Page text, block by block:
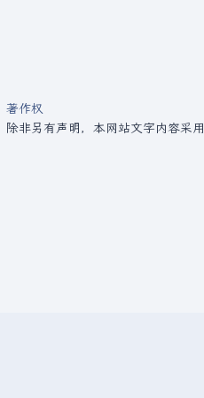
著作权
除非另有声明，本网站文字内容采用